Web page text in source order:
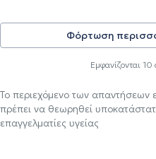
Φόρτωση
Εμφανίζονται 10
Το περιεχόμενο των απαντήσεων
πρέπει να θεωρηθεί
επαγγελματίες υγείας